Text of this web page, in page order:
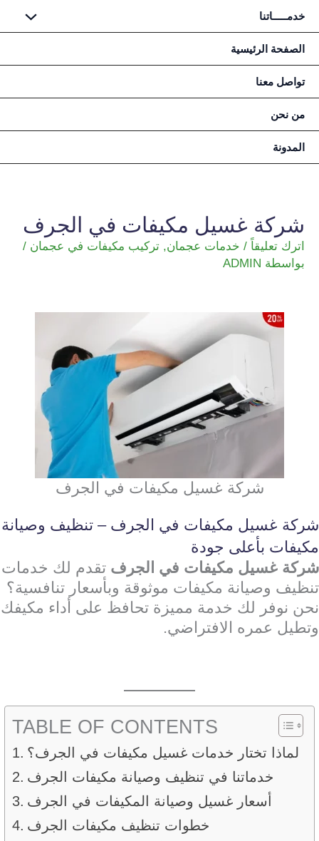
تخطي
إلى
المحتوى
خدمـــــاتنا
الصفحة الرئيسية
تواصل معنا
من نحن
المدونة
شركة غسيل مكيفات في الجرف
اترك تعليقاً / خدمات عجمان, تركيب مكيفات في عجمان /
بواسطة ADMIN
شركة غسيل مكيفات في الجرف
شركة غسيل مكيفات في الجرف – تنظيف وصيانة
مكيفات بأعلى جودة
شركة غسيل مكيفات في الجرف تقدم لك خدمات
تنظيف وصيانة مكيفات موثوقة وبأسعار تنافسية؟
نحن نوفر لك خدمة مميزة تحافظ على أداء مكيفك
وتطيل عمره الافتراضي.
TABLE OF CONTENTS
لماذا تختار خدمات غسيل مكيفات في الجرف؟
خدماتنا في تنظيف وصيانة مكيفات الجرف
أسعار غسيل وصيانة المكيفات في الجرف
خطوات تنظيف مكيفات الجرف